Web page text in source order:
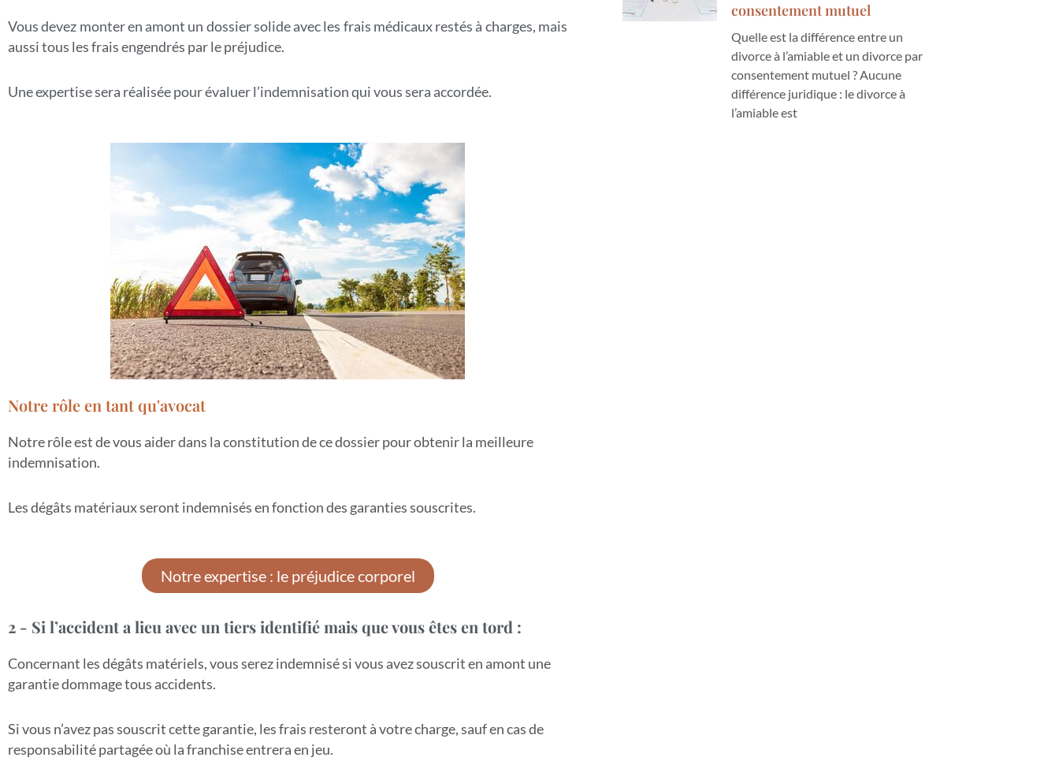
Vous devez monter en amont un dossier solide avec les frais médicaux restés à charges, mais
aussi tous les frais engendrés par le préjudice.
Une expertise sera réalisée pour évaluer l’indemnisation qui vous sera accordée.
Notre rôle en tant qu'avocat
Notre rôle est de vous aider dans la constitution de ce dossier pour obtenir la meilleure
indemnisation.
Les dégâts matériaux seront indemnisés en fonction des garanties souscrites.
Notre expertise : le préjudice corporel
2 - Si l’accident a lieu avec un tiers identifié mais que vous êtes en tord :
Concernant les dégâts matériels, vous serez indemnisé si vous avez souscrit en amont une
garantie dommage tous accidents.
Si vous n’avez pas souscrit cette garantie, les frais resteront à votre charge, sauf en cas de
responsabilité partagée où la franchise entrera en jeu.
consentement mutuel
Quelle est la différence entre un
divorce à l’amiable et un divorce par
consentement mutuel ? Aucune
différence juridique : le divorce à
l’amiable est